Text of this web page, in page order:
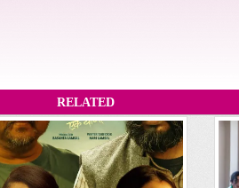
RELATED